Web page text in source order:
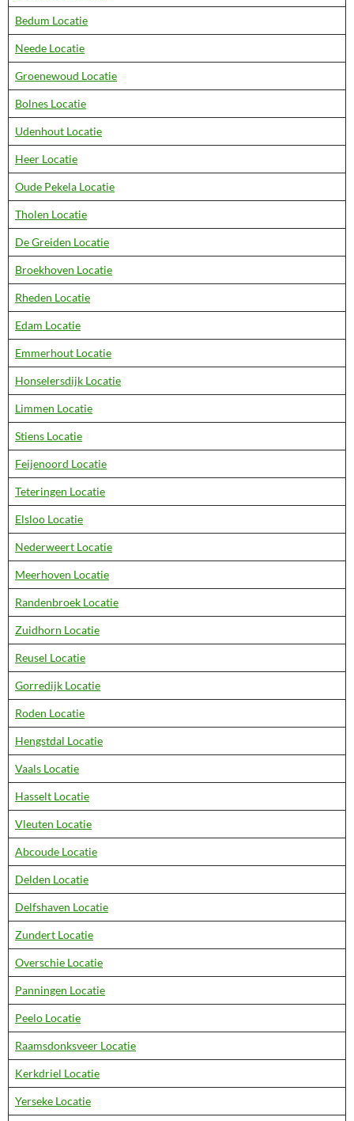
Bedum Locatie
Neede Locatie
Groenewoud Locatie
Bolnes Locatie
Udenhout Locatie
Heer Locatie
Oude Pekela Locatie
Tholen Locatie
De Greiden Locatie
Broekhoven Locatie
Rheden Locatie
Edam Locatie
Emmerhout Locatie
Honselersdijk Locatie
Limmen Locatie
Stiens Locatie
Feijenoord Locatie
Teteringen Locatie
Elsloo Locatie
Nederweert Locatie
Meerhoven Locatie
Randenbroek Locatie
Zuidhorn Locatie
Reusel Locatie
Gorredijk Locatie
Roden Locatie
Hengstdal Locatie
Vaals Locatie
Hasselt Locatie
Vleuten Locatie
Abcoude Locatie
Delden Locatie
Delfshaven Locatie
Zundert Locatie
Overschie Locatie
Panningen Locatie
Peelo Locatie
Raamsdonksveer Locatie
Kerkdriel Locatie
Yerseke Locatie